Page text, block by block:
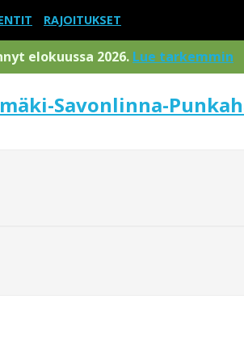
RAJOITUKSET
elokuussa 2026. Lue tarkemmin
Savonlinna-